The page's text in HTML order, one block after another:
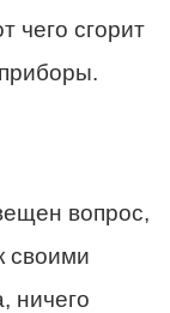
чего сгорит
вопрос,
своими
ничего